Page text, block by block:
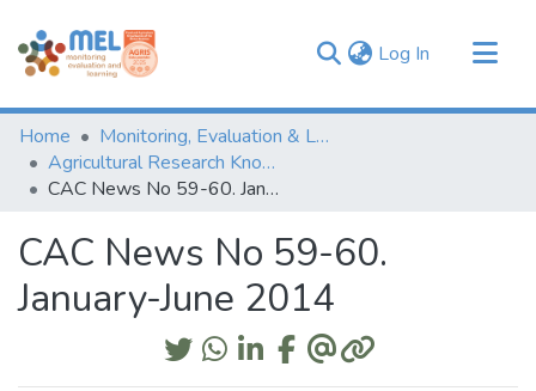
Log In (current)
Communities & Collections
Browse
Statistics
Home
Monitoring, Evaluation & Learning Repository
Agricultural Research Knowledge
CAC News No 59-60. January-June 2014
CAC News No 59-60.
January-June 2014